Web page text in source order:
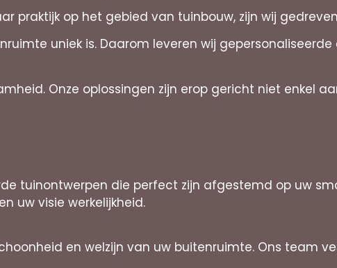
praktijk op het gebied van tuinbouw, zijn wij
uniek is. Daarom leveren wij
Onze oplossingen zijn erop gericht niet enkel
tuinontwerpen die perfect zijn afgestemd op uw
uw visie werkelijkheid.
en welzijn van uw buitenruimte. Ons team